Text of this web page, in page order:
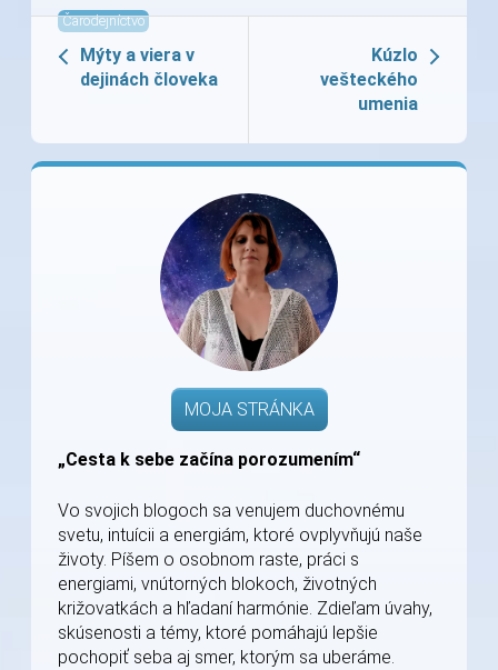
Čarodejníctvo
Mýty a viera v
dejinách človeka
Kúzlo
vešteckého
umenia
MOJA STRÁNKA
„Cesta k sebe začína porozumením“
Vo svojich blogoch sa venujem duchovnému
svetu, intuícii a energiám, ktoré ovplyvňujú naše
životy. Píšem o osobnom raste, práci s
energiami, vnútorných blokoch, životných
križovatkách a hľadaní harmónie. Zdieľam úvahy,
skúsenosti a témy, ktoré pomáhajú lepšie
pochopiť seba aj smer, ktorým sa uberáme.